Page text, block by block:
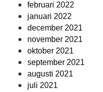
februari 2022
januari 2022
december 2021
november 2021
oktober 2021
september 2021
augusti 2021
juli 2021